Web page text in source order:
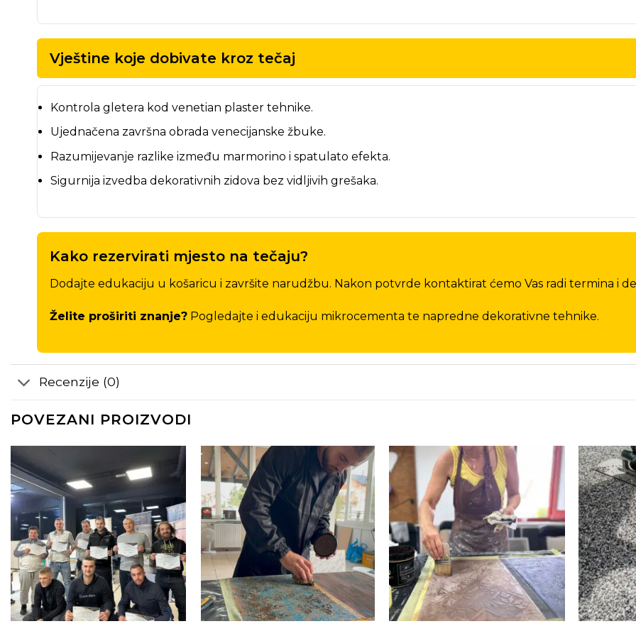
Vještine koje dobivate kroz tečaj
Kontrola gletera kod venetian plaster tehnike.
Ujednačena završna obrada venecijanske žbuke.
Razumijevanje razlike između marmorino i spatulato efekta.
Sigurnija izvedba dekorativnih zidova bez vidljivih grešaka.
Kako rezervirati mjesto na tečaju?
Dodajte edukaciju u košaricu i završite narudžbu. Nakon potvrde kontaktirat ćemo Vas radi termina i
Želite proširiti znanje?Pogledajte i edukaciju mikrocementa te napredne dekorativne tehnike.
Recenzije (0)
POVEZANI PROIZVODI